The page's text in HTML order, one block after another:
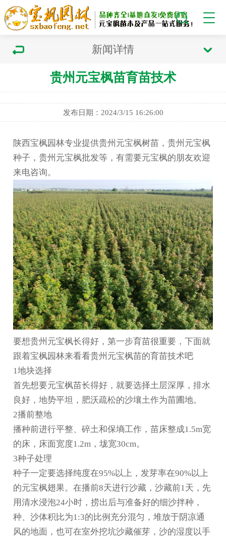
新闻详情
贵州元宝枫苗育苗技术
发布日期：2024/3/15 16:26:00
陕西宝枫园林专业提供贵州元宝枫树苗，贵州元宝枫
种子，贵州元宝枫批发等，有需要元宝枫的朋友欢迎
来电咨询。
要想贵州元宝枫长得好，第一步育苗很重要，下面就
跟着宝枫园林来看看贵州元宝枫苗的育苗技术吧
1地块选择
首先想要元宝枫苗长得好，就要选择土层深厚，排水
良好，地势平坦，肥沃疏松的沙壤土作为苗圃地。
2播前整地
播种前进行平整、碎土和保墒工作，苗床整成1.5m宽
的床，床面宽度1.2m，垅宽30cm。
3种子处理
种子一定要选择纯度在95%以上，发芽率在90%以上
的元宝枫翅果。在播前8天进行沙藏，沙藏前1天，先
用清水浸泡24小时，捞出后与准备好的细沙拌种，
种、沙体积比为1:3的比例充分混匀，堆放于阴凉通
风的地面，也可在室外挖坑沙藏催芽，沙的湿度以手